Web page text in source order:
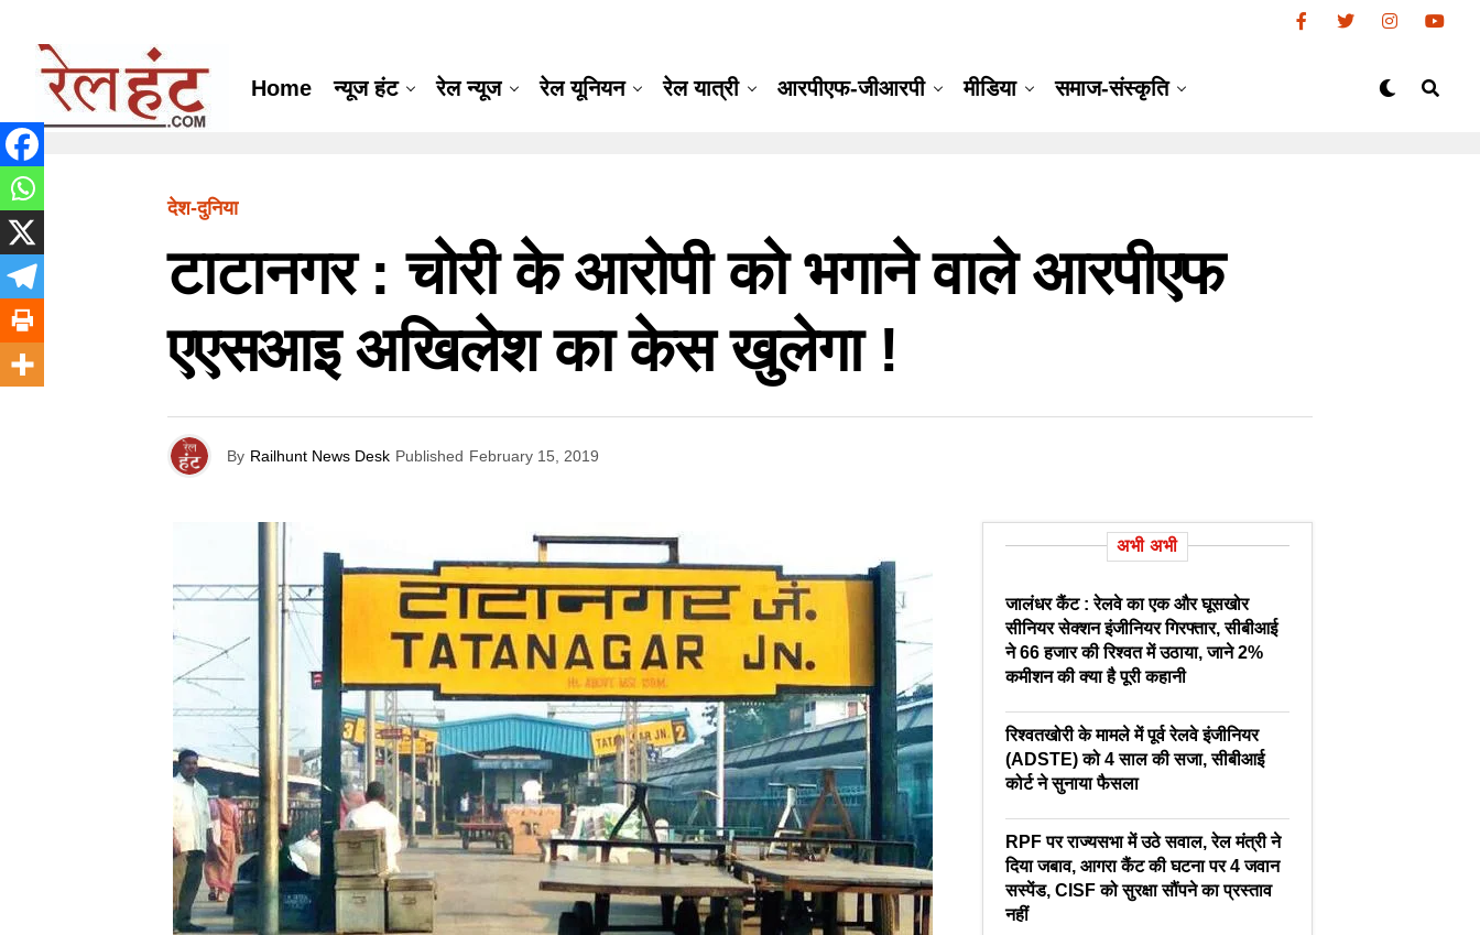
Home न्यूज हंट रेल न्यूज रेल यूनियन रेल यात्री आरपीएफ-जीआरपी मीडिया समाज-संस्कृति
देश-दुनिया
टाटानगर : चोरी के आरोपी को भगाने वाले आरपीएफ
एएसआइ अखिलेश का केस खुलेगा !
By Railhunt News Desk Published February 15, 2019
अभी अभी
जालंधर कैंट : रेलवे का एक और घूसखोर
सीनियर सेक्शन इंजीनियर गिरफ्तार, सीबीआई
ने 66 हजार की रिश्वत में उठाया, जाने 2%
कमीशन की क्या है पूरी कहानी
रिश्वतखोरी के मामले में पूर्व रेलवे इंजीनियर
(ADSTE) को 4 साल की सजा, सीबीआई
कोर्ट ने सुनाया फैसला
RPF पर राज्यसभा में उठे सवाल, रेल मंत्री ने
दिया जबाव, आगरा कैंट की घटना पर 4 जवान
सस्पेंड, CISF को सुरक्षा सौंपने का प्रस्ताव
नहीं